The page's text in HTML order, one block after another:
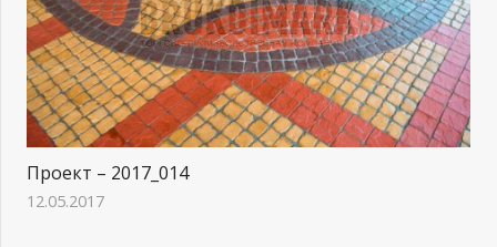
Проект – 2017_014
12.05.2017